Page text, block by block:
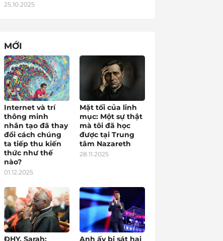
25.10.2025
MỚI
Internet và trí
thông minh
nhân tạo đã thay
đổi cách chúng
ta tiếp thu kiến
thức như thế
nào?
01.12.2025
Mặt tối của linh
mục: Một sự thật
mà tôi đã học
được tại Trung
tâm Nazareth
28.11.2025
ĐHY. Sarah:
Anh ấy bị sát hại